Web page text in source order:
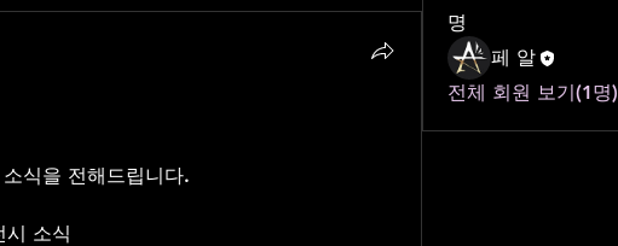
식을 전해드립니다.
시 소식
명
페 알
전체 회원 보기(1명)